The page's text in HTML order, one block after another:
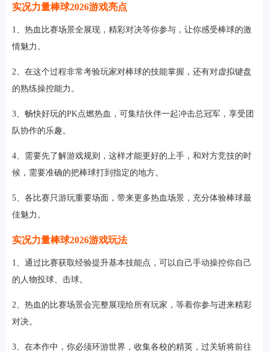
实况力量棒球2026游戏亮点
1、热血比赛场景全展现，精彩对决等你参与，让你感受棒球的激
情魅力。
2、在这个过程非常考验玩家对棒球的技能掌握，还有对虚拟键盘
的熟练操控能力。
3、畅快好玩的PK点燃热血，可集结伙伴一起冲击总冠军，享受团
队协作的乐趣。
4、需要先了解游戏规则，这样才能更好的上手，和对方竞技的时
候，需要准确的把棒球打到指定的地方。
5、各比赛只游玩重要场面，带来更多热血场景，充分体验棒球最
佳魅力。
实况力量棒球2026游戏玩法
1、通过比赛获取经验提升基本技能点，可以自己手动操控你自己
的人物投球、击球。
2、热血的比赛场景会完整展现给所有玩家，等着你参与进来精彩
对决。
3、在本作中，你必须环游世界，收集各校的精英，过关斩将前往